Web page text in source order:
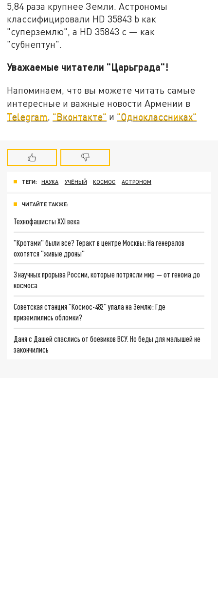
5,84 раза крупнее Земли. Астрономы
классифицировали HD 35843 b как
"суперземлю", а HD 35843 c — как
"субнептун".
Уважаемые читатели "Царьграда"!
Напоминаем, что вы можете читать самые
интересные и важные новости Армении в
Telegram "Вконтакте" и "Одноклассниках"
ТЕГИ: НАУКА УЧЁНЫЙ КОСМОС АСТРОНОМ
ЧИТАЙТЕ ТАКЖЕ:
Технофашисты XXI века
"Кротами" были все? Теракт в центре Москвы: На генералов
охотятся "живые дроны"
3 научных прорыва России, которые потрясли мир — от генома до
космоса
Советская станция "Космос-482" упала на Землю: Где
приземлились обломки?
Даня с Дашей спаслись от боевиков ВСУ. Но беды для малышей не
закончились